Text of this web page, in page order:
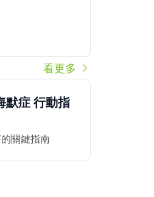
看更多
默症 行動指
關鍵指南